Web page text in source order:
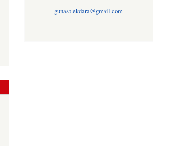
gunaso.ekdara@gmail.com